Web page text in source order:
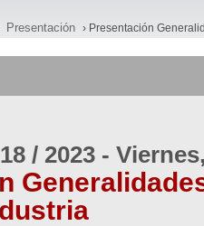
Presentación › Presentación
/ 2023 -